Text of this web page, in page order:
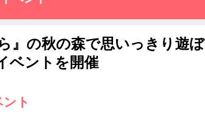
』の秋の森で思いっきり遊ぼ
ベントを開催
ト